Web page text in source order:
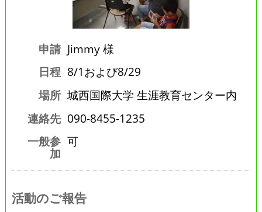
申請 Jimmy 様
日程 8/1および8/29
場所 城西国際大学 生涯教育センター内
連絡先 090-8455-1235
一般参
加
可
活動のご報告